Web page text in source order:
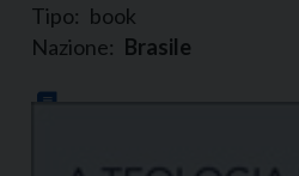
Tipo: book
Nazione: Brasile